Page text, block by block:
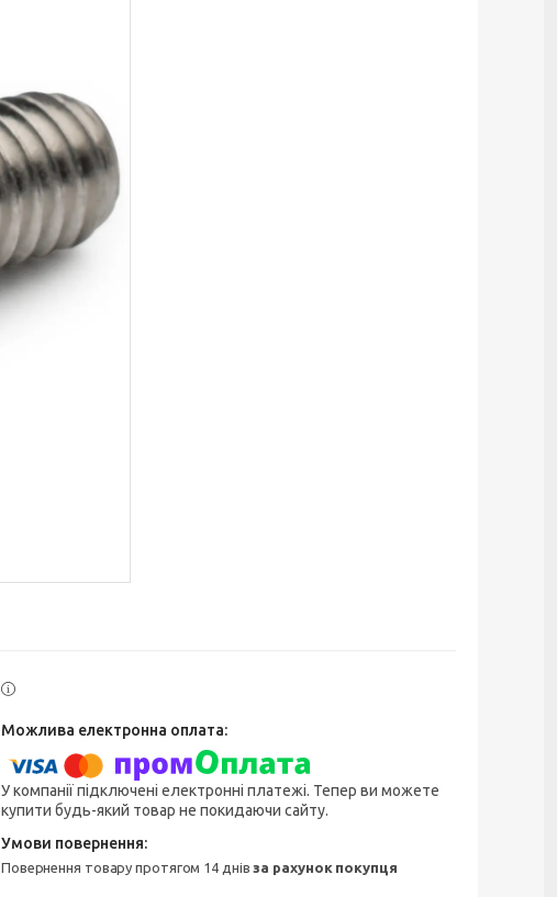
У компанії підключені електронні платежі. Тепер ви можете
купити будь-який товар не покидаючи сайту.
повернення товару протягом 14 днівза рахунок покупця